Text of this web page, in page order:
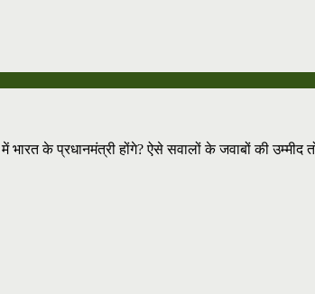
भारत के प्रधानमंत्री होंगे? ऐसे सवालों के जवाबों की